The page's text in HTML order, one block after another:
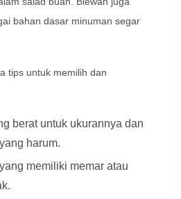
bahan dasar minuman segar
tips untuk memilih dan
berat untuk ukurannya dan
harum.
memiliki memar atau